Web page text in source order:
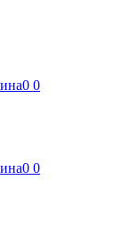
0 0
0 0